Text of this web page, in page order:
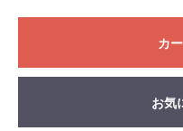
カ
お気